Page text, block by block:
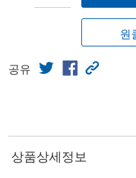
원
공유
상품상세정보